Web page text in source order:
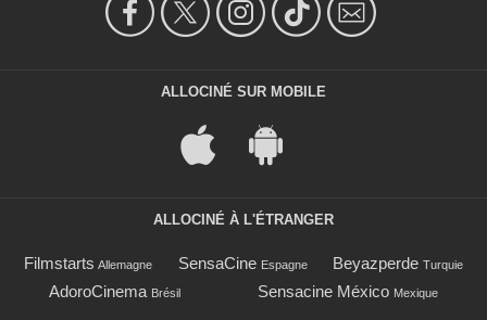
ALLOCINÉ SUR MOBILE
ALLOCINÉ À L'ÉTRANGER
Filmstarts Allemagne SensaCine Espagne Beyazperde Turquie
AdoroCinema Brésil Sensacine México Mexique